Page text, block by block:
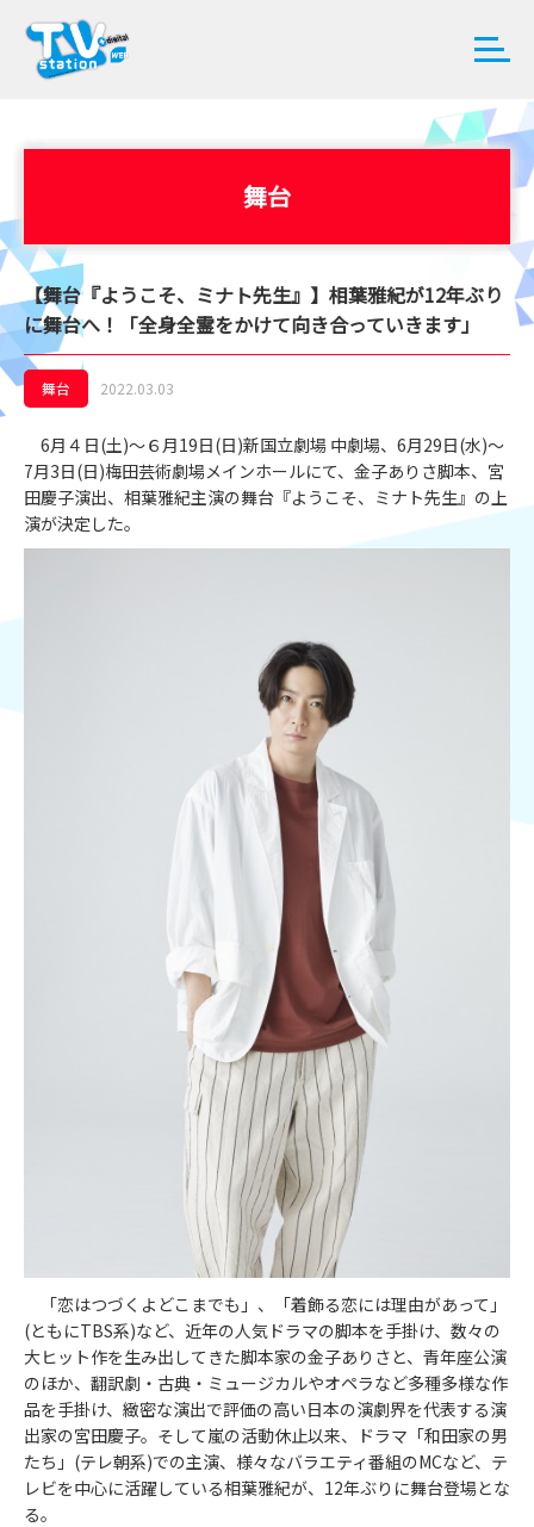
舞台
【舞台『ようこそ、ミナト先生』】相葉雅紀が12年ぶり
に舞台へ！「全身全霊をかけて向き合っていきます」
舞台 2022.03.03
6月４日(土)～６月19日(日)新国立劇場 中劇場、6月29日(水)～
7月3日(日)梅田芸術劇場メインホールにて、金子ありさ脚本、宮
田慶子演出、相葉雅紀主演の舞台『ようこそ、ミナト先生』の上
演が決定した。
「恋はつづくよどこまでも」、「着飾る恋には理由があって」
(ともにTBS系)など、近年の人気ドラマの脚本を手掛け、数々の
大ヒット作を生み出してきた脚本家の金子ありさと、青年座公演
のほか、翻訳劇・古典・ミュージカルやオペラなど多種多様な作
品を手掛け、緻密な演出で評価の高い日本の演劇界を代表する演
出家の宮田慶子。そして嵐の活動休止以来、ドラマ「和田家の男
たち」(テレ朝系)での主演、様々なバラエティ番組のMCなど、テ
レビを中心に活躍している相葉雅紀が、12年ぶりに舞台登場とな
る。